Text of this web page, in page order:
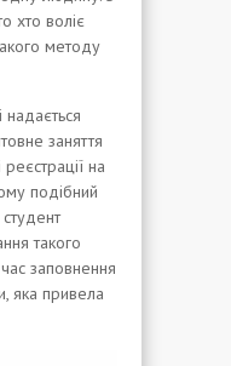
хто воліє
методу
заняття
на
подібний
такого
заповнення
яка привела